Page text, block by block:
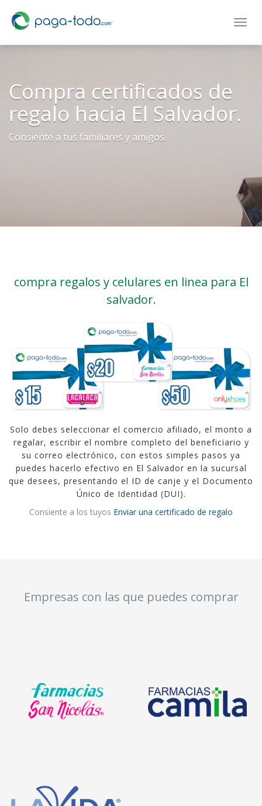
Compra certificados de
regalo hacia El Salvador.
Consiente a tus familiares y amigos.
compra regalos y celulares en linea para El
salvador.
Solo debes seleccionar el comercio afiliado, el monto a
regalar, escribir el nombre completo del beneficiario y
su correo electrónico, con estos simples pasos ya
puedes hacerlo efectivo en El Salvador en la sucursal
que desees, presentando el ID de canje y el Documento
Único de Identidad (DUI).
Consiente a los tuyos Enviar una certificado de regalo
Empresas con las que puedes comprar